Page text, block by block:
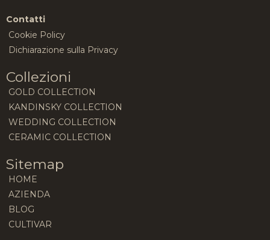
Contatti
Cookie Policy
Dichiarazione sulla Privacy
Collezioni
GOLD COLLECTION
KANDINSKY COLLECTION
WEDDING COLLECTION
CERAMIC COLLECTION
Sitemap
HOME
AZIENDA
BLOG
CULTIVAR